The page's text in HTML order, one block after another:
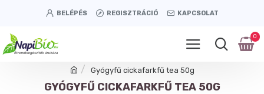
BELÉPÉS REGISZTRÁCIÓ KAPCSOLAT
0
Gyógyfű cickafarkfű tea 50g
GYÓGYFŰ CICKAFARKFŰ TEA 50G